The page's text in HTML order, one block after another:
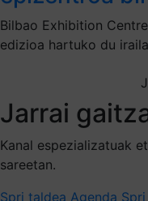
Bilbao Exhibition
edizioa hartuko du
Jarrai
Kanal espezializatuak
sareetan.
Spri taldea Agenda